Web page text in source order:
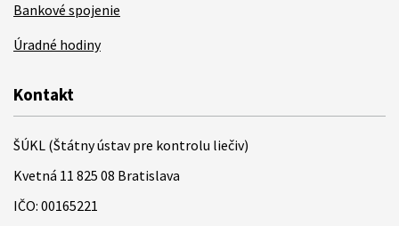
Bankové spojenie
Úradné hodiny
Kontakt
ŠÚKL (Štátny ústav pre kontrolu liečiv)
Kvetná 11 825 08 Bratislava
IČO: 00165221